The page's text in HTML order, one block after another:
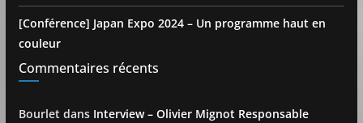
[Conférence] Japan Expo 2024 – Un programme haut en
couleur
Commentaires récents
Bourlet dans Interview – Olivier Mignot Responsable